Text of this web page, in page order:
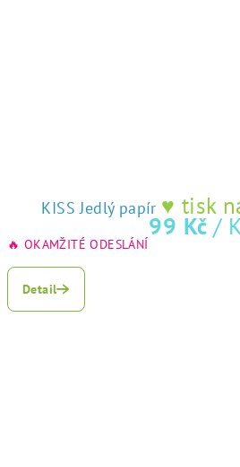
KISS Jedlý papír ♥ tisk
99 Kč /
🔥 OKAMŽITÉ ODESLÁNÍ
Detail